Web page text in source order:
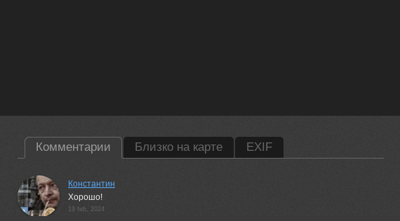
Комментарии Близко на карте EXIF
Константин
Хорошо!
19 feb, 2024